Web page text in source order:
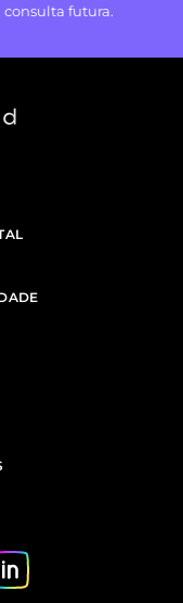
consulta futura.